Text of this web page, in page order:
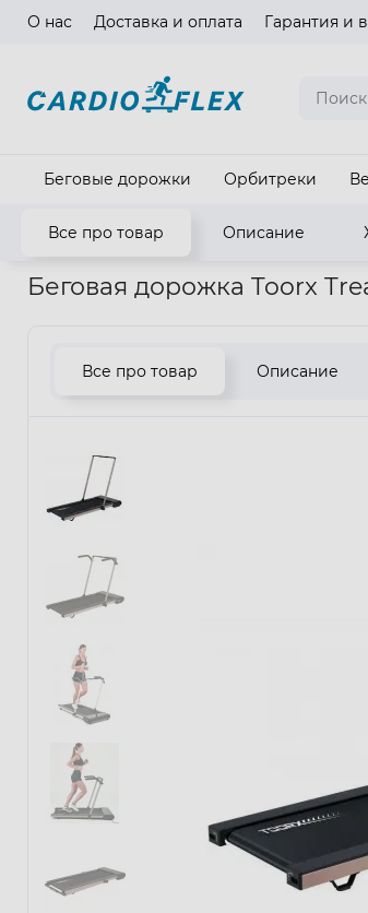
О нас Доставка и оплата Гарантия и
Беговые дорожки Орбитреки
Все про товар Описание
Главная Кардиотренажеры Беговые
Беговая дорожка Toorx
Все про товар Описание